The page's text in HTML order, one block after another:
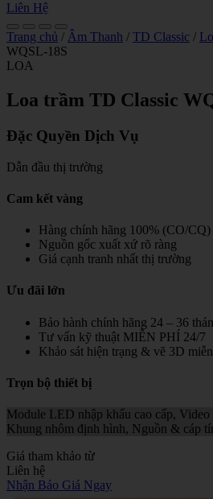
Liên Hệ
Trang chủ / Âm Thanh / TD Classic /
WQSL-18S
LOA
Loa trầm TD Classic
Đặc Quyền Dịch Vụ
Dẫn đầu thị trường
Cam kết vàng
Hàng chính hãng 100% (CO/CQ)
Nguồn gốc xuất xứ rõ ràng
Giá cạnh tranh nhất thị trường
Ưu đãi lớn
Bảo hành chính hãng 24 – 36
Tư vấn kỹ thuật MIỄN PHÍ 24/7
Khảo sát hiện trạng & vẽ 3D
Trọn bộ thiết bị
Module LED nhập khẩu cao cấp, Video
Khung nhôm định hình, Nguồn & cáp
Giá tham khảo từ
Liên hệ
Nhận Báo Giá Ngay